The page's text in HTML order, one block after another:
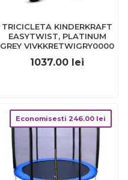
TRICICLETA KINDERKRAFT
EASYTWIST, PLATINUM
GREY VIVKKRETWIGRY0000
1037.00 lei
Economisesti 246.00 lei